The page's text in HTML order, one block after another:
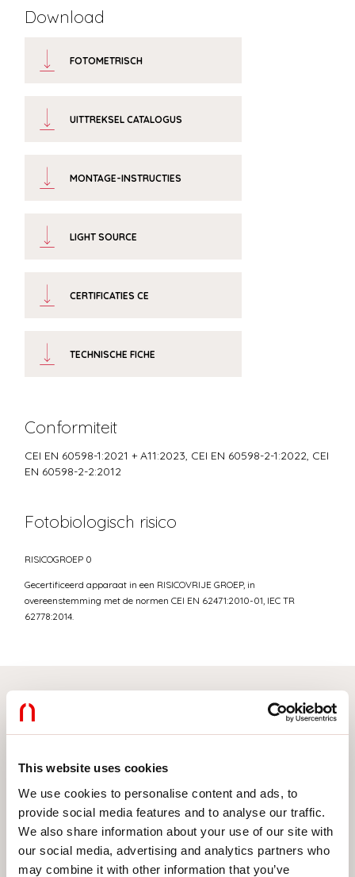
This website uses cookies
We use cookies to personalise content and ads, to
provide social media features and to analyse our traffic.
We also share information about your use of our site with
our social media, advertising and analytics partners who
may combine it with other information that you’ve
Download
FOTOMETRISCH
UITTREKSEL CATALOGUS
MONTAGE-INSTRUCTIES
LIGHT SOURCE
CERTIFICATIES CE
TECHNISCHE FICHE
Conformiteit
CEI EN 60598-1:2021 + A11:2023, CEI EN 60598-2-1:2022, CEI
EN 60598-2-2:2012
Fotobiologisch risico
RISICOGROEP 0
Gecertificeerd apparaat in een RISICOVRIJE GROEP, in
overeenstemming met de normen CEI EN 62471:2010-01, IEC TR
62778:2014.
Selecteer uw product
TYPE INSTALLATIE
PLAFOND
INBOUW IN GIPSPLAAT